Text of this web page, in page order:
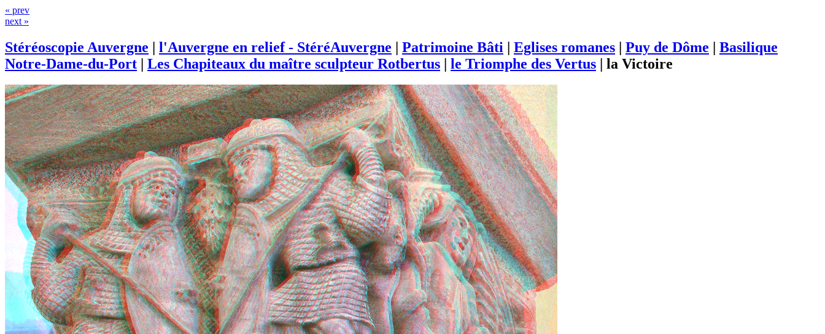
« prev
next »
Stéréoscopie Auvergne | l'Auvergne en relief - StéréAuvergne | Patrimoine Bâti | Eglises romanes | Puy de Dôme | Basilique
Notre-Dame-du-Port | Les Chapiteaux du maître sculpteur Rotbertus | le Triomphe des Vertus | la Victoire